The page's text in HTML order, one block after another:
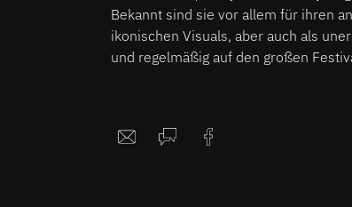
Bekannt sind sie vor allem für ihren
ikonischen Visuals, aber auch als
und regelmäßig auf den großen